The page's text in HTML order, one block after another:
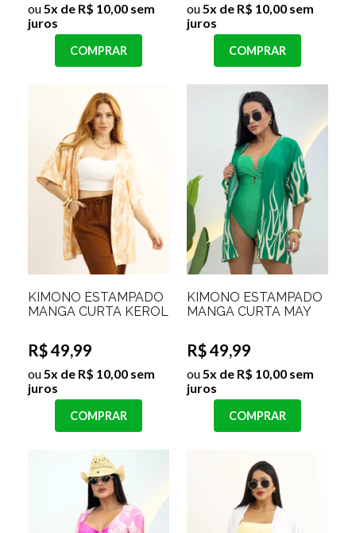
ou5x de R$ 10,00 sem
juros
COMPRAR
ou5x de R$ 10,00 sem
juros
COMPRAR
KIMONO ESTAMPADO
MANGA CURTA KEROL
R$ 49,99
ou 5x de R$ 10,00 sem
juros
COMPRAR
KIMONO ESTAMPADO
MANGA CURTA MAY
R$ 49,99
ou 5x de R$ 10,00 sem
juros
COMPRAR